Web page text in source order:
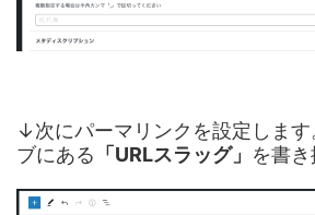
↓次にパーマリンクを設定します
ブにある 「URLスラッグ」 を書き